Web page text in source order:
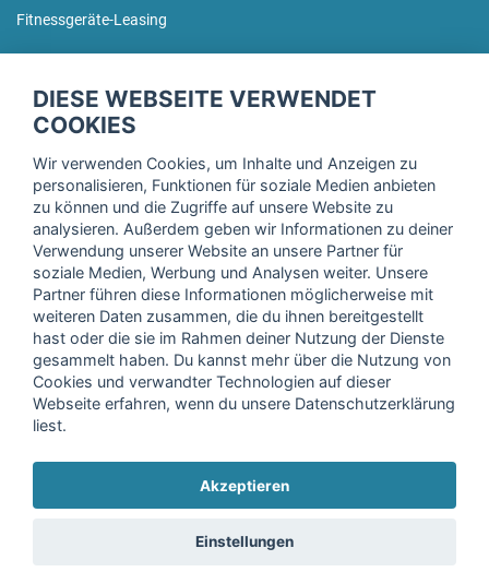
Fitnessgeräte-Leasing
Trage dich hier für unseren Newsletter ein und erhalte regelmäßig
Ich stimme der Verarbeitung meiner Daten, wie in der
Einwilligungserklärungder fitnessmarkt.de services GmbH
beschrieben, zu und bestätige, dass ich das 16. Lebensjahr
vollendet habe. Ich kann diese Einwilligung jederzeit mit
Wirkung für die Zukunft widerrufen. Weitere Informationen
finden Sie in unsererDatenschutzerklärung.
Copyright © 2026 fitnessmarkt.de services GmbH
DIESE WEBSEITE VERWENDET
COOKIES
Wir verwenden Cookies, um Inhalte und Anzeigen zu
personalisieren, Funktionen für soziale Medien anbieten
zu können und die Zugriffe auf unsere Website zu
analysieren. Außerdem geben wir Informationen zu deiner
Verwendung unserer Website an unsere Partner für
soziale Medien, Werbung und Analysen weiter. Unsere
Partner führen diese Informationen möglicherweise mit
weiteren Daten zusammen, die du ihnen bereitgestellt
hast oder die sie im Rahmen deiner Nutzung der Dienste
gesammelt haben. Du kannst mehr über die Nutzung von
Cookies und verwandter Technologien auf dieser
Webseite erfahren, wenn du unsere Datenschutzerklärung
liest.
Akzeptieren
Einstellungen